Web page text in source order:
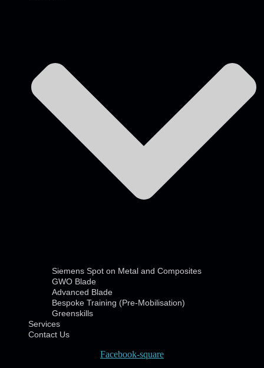
Siemens Spot on Metal and Composites
GWO Blade
Advanced Blade
Bespoke Training (Pre-Mobilisation)
Greenskills
Services
Contact Us
Facebook-square